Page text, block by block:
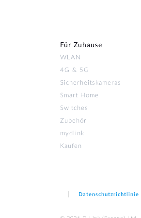
Für Zuhause
WLAN
4G & 5G
Sicherheitskameras
Smart Home
Switches
Zubehör
mydlink
Kaufen
Datenschutzrichtlinie